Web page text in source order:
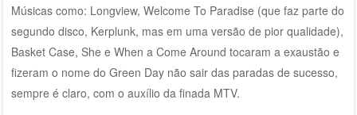
Músicas como: Longview, Welcome To Paradise (que faz parte do
segundo disco, Kerplunk, mas em uma versão de pior qualidade),
Basket Case, She e When a Come Around tocaram a exaustão e
fizeram o nome do Green Day não sair das paradas de sucesso,
sempre é claro, com o auxílio da finada MTV.